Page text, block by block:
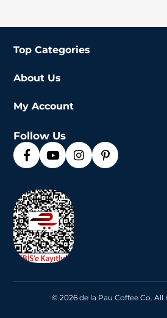
Top Categories
About Us
My Account
Follow Us
© 2026 de la Pau Coffee Co. All